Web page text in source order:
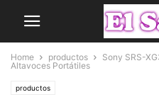
Home productos
Sony SRS-
Altavoces Portátiles
productos